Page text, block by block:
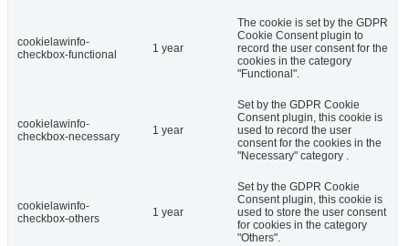
cookielawinfo-
checkbox-functional
1 year
The cookie is set by the GDPR
Cookie Consent plugin to
record the user consent for the
cookies in the category
"Functional".
cookielawinfo-
checkbox-necessary
1 year
Set by the GDPR Cookie
Consent plugin, this cookie is
used to record the user
consent for the cookies in the
"Necessary" category .
cookielawinfo-
checkbox-others
1 year
Set by the GDPR Cookie
Consent plugin, this cookie is
used to store the user consent
for cookies in the category
"Others".